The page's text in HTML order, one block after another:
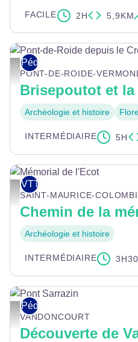
FACILE 2H 5,9KM
Pont-de-Roide depuis le Crêt des
Pédestre
PONT-DE-ROIDE-
Archéologie et histoire
INTERMÉDIAIRE 5H
Mémorial de l'Ecot - Damien
VTT
SAINT-MAURICE-
Archéologie et histoire
INTERMÉDIAIRE 3H30
Pont Sarrazin - Pays de Montbéliard
Pédestre
VANDONCOURT
Découverte de